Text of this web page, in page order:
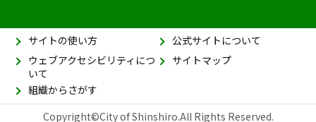
サイトの使い方
公式サイトについて
ウェブアクセシビリティにつ
いて
サイトマップ
組織からさがす
Copyright©City of Shinshiro.All Rights Reserved.